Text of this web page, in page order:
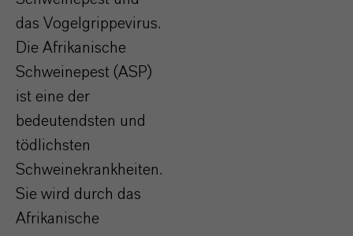
das Vogelgrippevirus.
Die Afrikanische
Schweinepest (ASP)
ist eine der
bedeutendsten und
tödlichsten
Schweinekrankheiten.
Sie wird durch das
Afrikanische